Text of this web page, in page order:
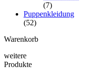
(7)
Puppenkleidung
(52)
Warenkorb
weitere
Produkte